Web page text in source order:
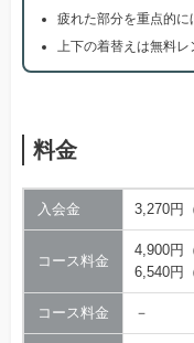
疲れた部分を重点的に
上下の着替えは無料レ
料金
入会金 3,270円
コース料金
4,900円
6,540円
コース料金 －